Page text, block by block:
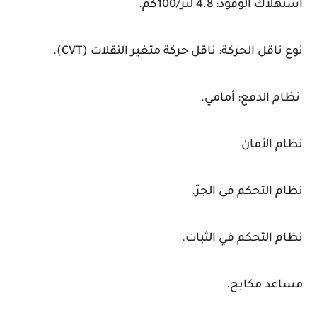
استهلاك الوقود: 4.8 لتر/100كم.
نوع ناقل الحركة: ناقل حركة متغير النقلات (CVT).
نظام الدفع: أمامي.
نظام الأمان
نظام التحكم في الجرّ.
نظام التحكم في الثبات.
مساعد مكابح.